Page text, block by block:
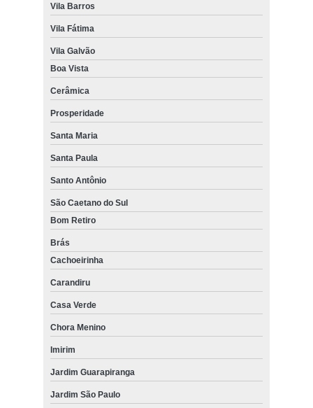
Vila Barros
Vila Fátima
Vila Galvão
Boa Vista
Cerâmica
Prosperidade
Santa Maria
Santa Paula
Santo Antônio
São Caetano do Sul
Bom Retiro
Brás
Cachoeirinha
Carandiru
Casa Verde
Chora Menino
Imirim
Jardim Guarapiranga
Jardim São Paulo